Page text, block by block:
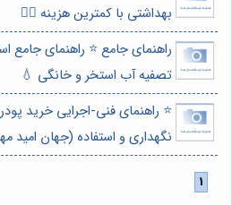
بهداشتی با کمترین هزینه 🏊‍♂️
راهنمای جامع ⭐️ راهنمای جامع
تصفیه آب استخر و خانگی 💧
⭐️ راهنمای فنی-اجرایی خرید
نگهداری و استفاده (جهان امید